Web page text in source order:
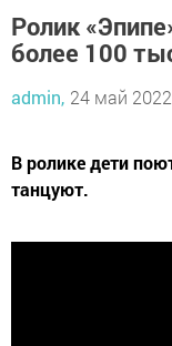
Ролик
более 100
admin, 24 май
В ролике дети
танцуют.